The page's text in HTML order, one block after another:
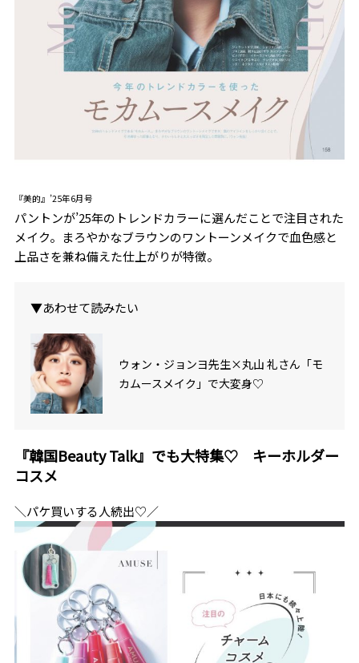
『美的』’25年6月号
パントンが’25年のトレンドカラーに選んだことで注目された
メイク。まろやかなブラウンのワントーンメイクで血色感と
上品さを兼ね備えた仕上がりが特徴。
▼あわせて読みたい
ウォン・ジョンヨ先生×丸山 礼さん「モ
カムースメイク」で大変身♡
『韓国Beauty Talk』でも大特集♡ キーホルダー
コスメ
＼パケ買いする人続出♡／